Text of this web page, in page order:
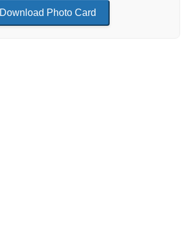
Download Photo Card